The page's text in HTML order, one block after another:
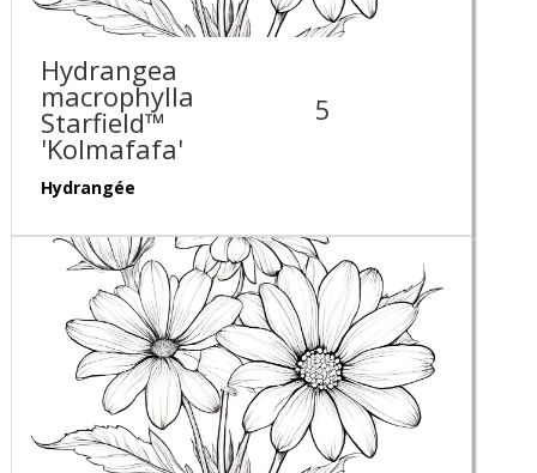
Hydrangea
macrophylla
Starfield™
'Kolmafafa'
5
Hydrangée